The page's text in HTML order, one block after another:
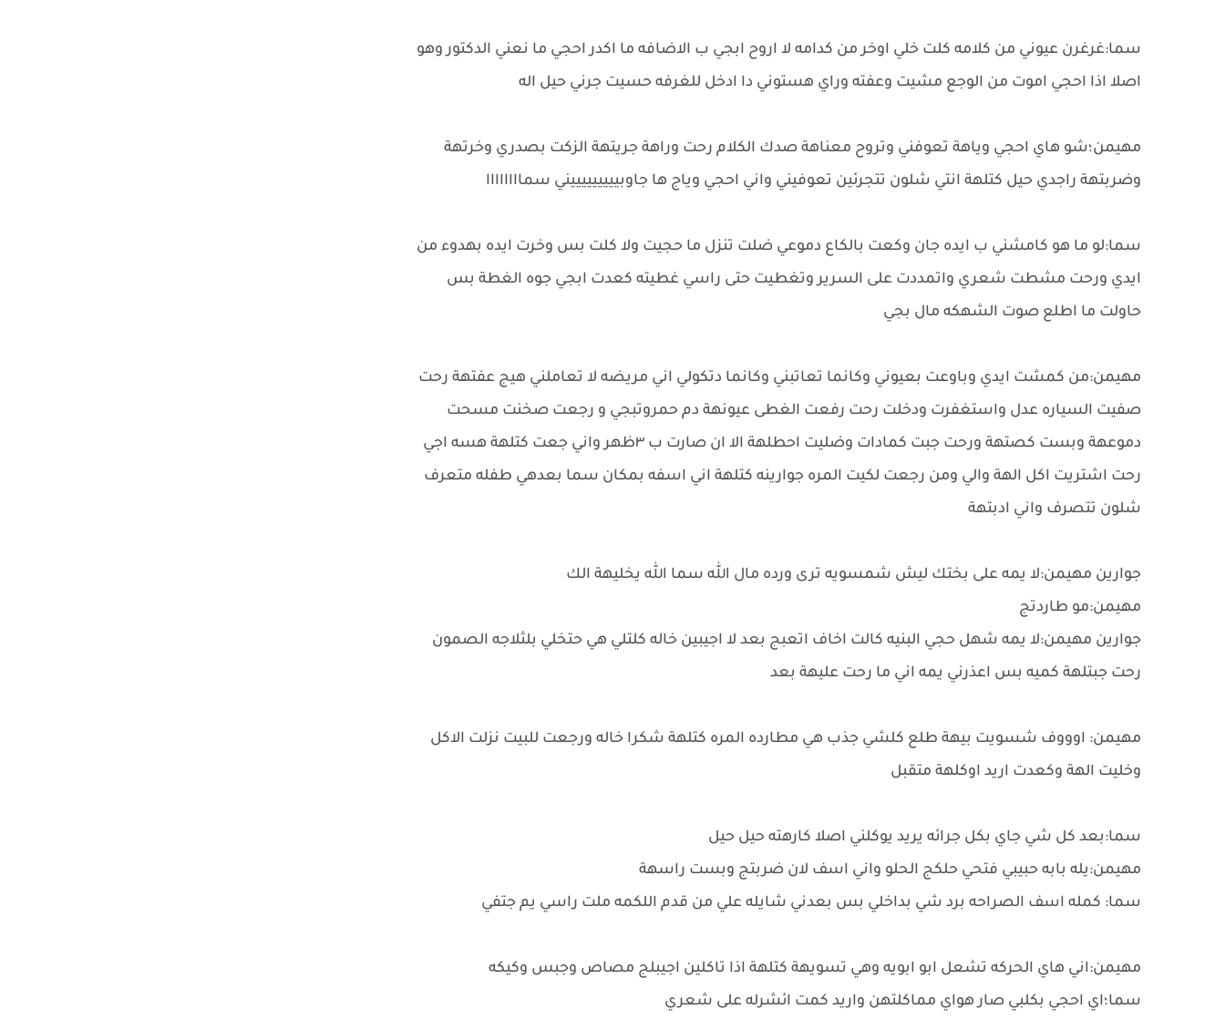
سما:غرغرن عيوني من كلامه كلت خلي اوخر من كدامه لا اروح ابجي ب الاضافه ما اكدر احجي ما نعني الدكتور وهو
اصلا اذا احجي اموت من الوجع مشيت وعفته وراي هستوني دا ادخل للغرفه حسيت جرني حيل اله
مهيمن؛شو هاي احجي وياهة تعوفني وتروح معناهة صدك الكلام رحت وراهة جريتهة الزكت بصدري وخرتهة
وضربتهة راجدي حيل كتلهة انتي شلون تتجرئين تعوفيني واني احجي وياج ها جاوبيييييييييني سماااااااا
سما:لو ما هو كامشني ب ايده جان وكعت بالكاع دموعي ضلت تنزل ما حجيت ولا كلت بس وخرت ايده بهدوء من
ايدي ورحت مشطت شعري واتمددت على السرير وتغطيت حتى راسي غطيته كعدت ابجي جوه الغطة بس
حاولت ما اطلع صوت الشهكه مال بجي
مهيمن:من كمشت ايدي وباوعت بعيوني وكانما تعاتبني وكانما دتكولي اني مريضه لا تعاملني هيج عفتهة رحت
صفيت السياره عدل واستغفرت ودخلت رحت رفعت الغطى عيونهة دم حمروتبجي و رجعت صخنت مسحت
دموعهة وبست كصتهة ورحت جبت كمادات وضليت احطلهة الا ان صارت ب ٣ظهر واني جعت كتلهة هسه اجي
رحت اشتريت اكل الهة والي ومن رجعت لكيت المره جوارينه كتلهة اني اسفه بمكان سما بعدهي طفله متعرف
شلون تتصرف واني ادبتهة
جوارين مهيمن:لا يمه على بختك ليش شمسويه ترى ورده مال الله سما الله يخليهة الك
مهيمن:مو طاردتج
جوارين مهيمن:لا يمه شهل حجي البنيه كالت اخاف اتعبج بعد لا اجيبين خاله كلتلي هي حتخلي بلثلاجه الصمون
رحت جبتلهة كميه بس اعذرني يمه اني ما رحت عليهة بعد
مهيمن: اوووف شسويت بيهة طلع كلشي جذب هي مطارده المره كتلهة شكرا خاله ورجعت للبيت نزلت الاكل
وخليت الهة وكعدت اريد اوكلهة متقبل
سما:بعد كل شي جاي بكل جرائه يريد يوكلني اصلا كارهته حيل حيل
مهيمن:يله بابه حبيبي فتحي حلكج الحلو واني اسف لان ضربتج وبست راسهة
سما: كمله اسف الصراحه برد شي بداخلي بس بعدني شايله علي من قدم اللكمه ملت راسي يم جتفي
مهيمن:اني هاي الحركه تشعل ابو ابويه وهي تسويهة كتلهة اذا تاكلين اجيبلج مصاص وجبس وكيكه
سما؛اي احجي بكلبي صار هواي مماكلتهن واريد كمت ائشرله على شعري